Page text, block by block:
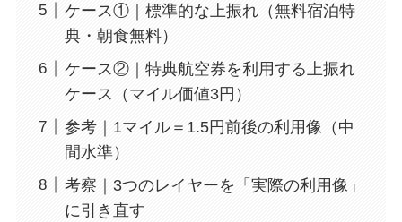
ケース①｜標準的な上振れ（無料宿泊特
典・朝食無料）
ケース②｜特典航空券を利用する上振れ
ケース（マイル価値3円）
参考｜1マイル＝1.5円前後の利用像（中
間水準）
考察｜3つのレイヤーを「実際の利用像」
に引き直す